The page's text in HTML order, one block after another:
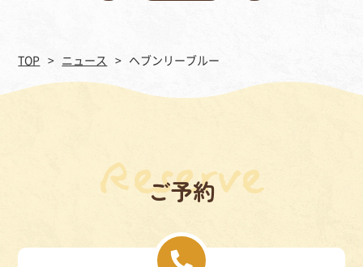
TOP ニュース ヘブンリーブルー
ご予約